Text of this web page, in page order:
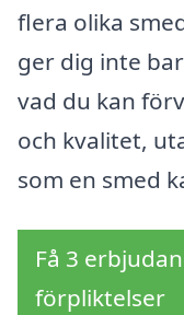
flera olika
ger dig inte
vad du kan
och kvalitet,
som en smed
Få 3
förpliktelser